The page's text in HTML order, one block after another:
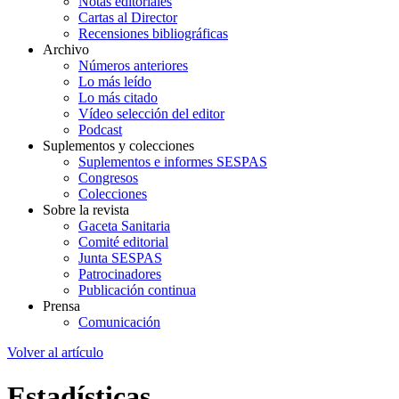
Cartas al Director
Recensiones bibliográficas
Archivo
Números anteriores
Lo más leído
Lo más citado
Vídeo selección del editor
Podcast
Suplementos y colecciones
Suplementos e informes SESPAS
Congresos
Colecciones
Sobre la revista
Gaceta Sanitaria
Comité editorial
Junta SESPAS
Patrocinadores
Publicación continua
Prensa
Comunicación
Volver al artículo